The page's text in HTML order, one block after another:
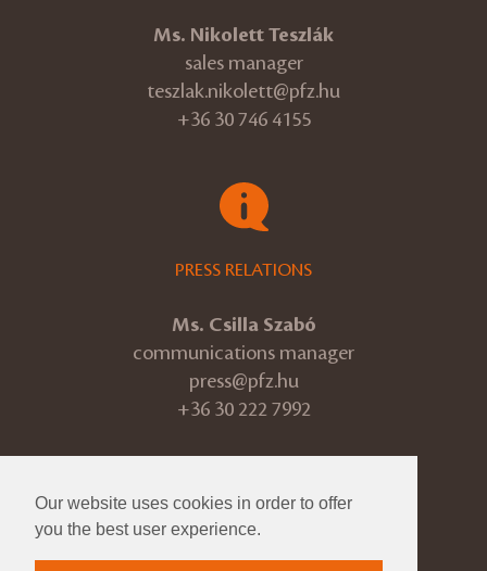
Our website uses cookies in order to offer
you the best user experience.
Ms. Nikolett Teszlák
sales manager
teszlak.nikolett@pfz.hu
+36 30 746 4155
PRESS RELATIONS
Ms. Csilla Szabó
communications manager
press@pfz.hu
+36 30 222 7992
© 2026 Pannon Philharmonic